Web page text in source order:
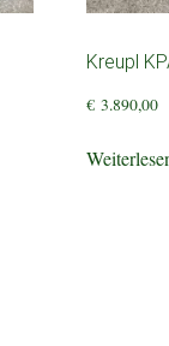
Kreupl
€3.890,00